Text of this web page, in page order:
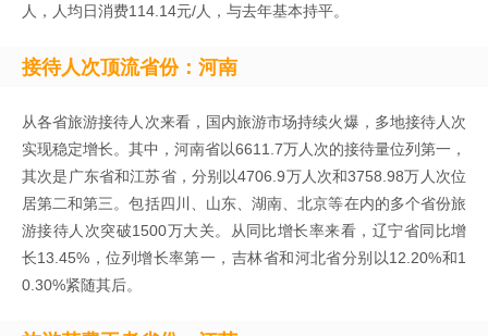
人，人均日消费114.14元/人，与去年基本持平。
接待人次顶流省份：河南
从各省旅游接待人次来看，国内旅游市场持续火爆，多地接待人次
实现稳定增长。其中，河南省以6611.7万人次的接待量位列第一，
其次是广东省和江苏省，分别以4706.9万人次和3758.98万人次位
居第二和第三。包括四川、山东、湖南、北京等在内的多个省份旅
游接待人次突破1500万大关。从同比增长率来看，辽宁省同比增
长13.45%，位列增长率第一，吉林省和河北省分别以12.20%和1
0.30%紧随其后。